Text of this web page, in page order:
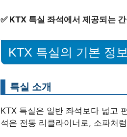
✅ KTX 특실 좌석에서 제공되는
KTX 특실의 기본 정보
특실 소개
KTX 특실은 일반 좌석보다 넓고
석은 전동 리클라이너로, 소파처